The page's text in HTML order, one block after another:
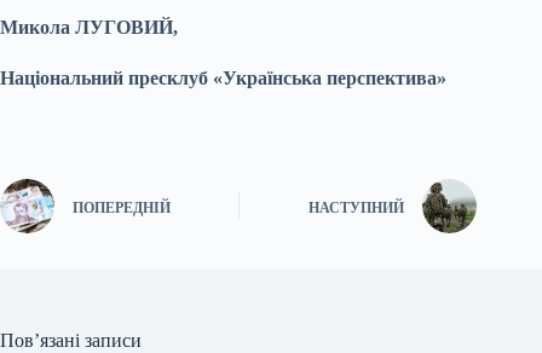
Микола ЛУГОВИЙ,
Національний пресклуб «Українська перспектива»
ПОПЕРЕДНІЙ НАСТУПНИЙ
Пов’язані записи